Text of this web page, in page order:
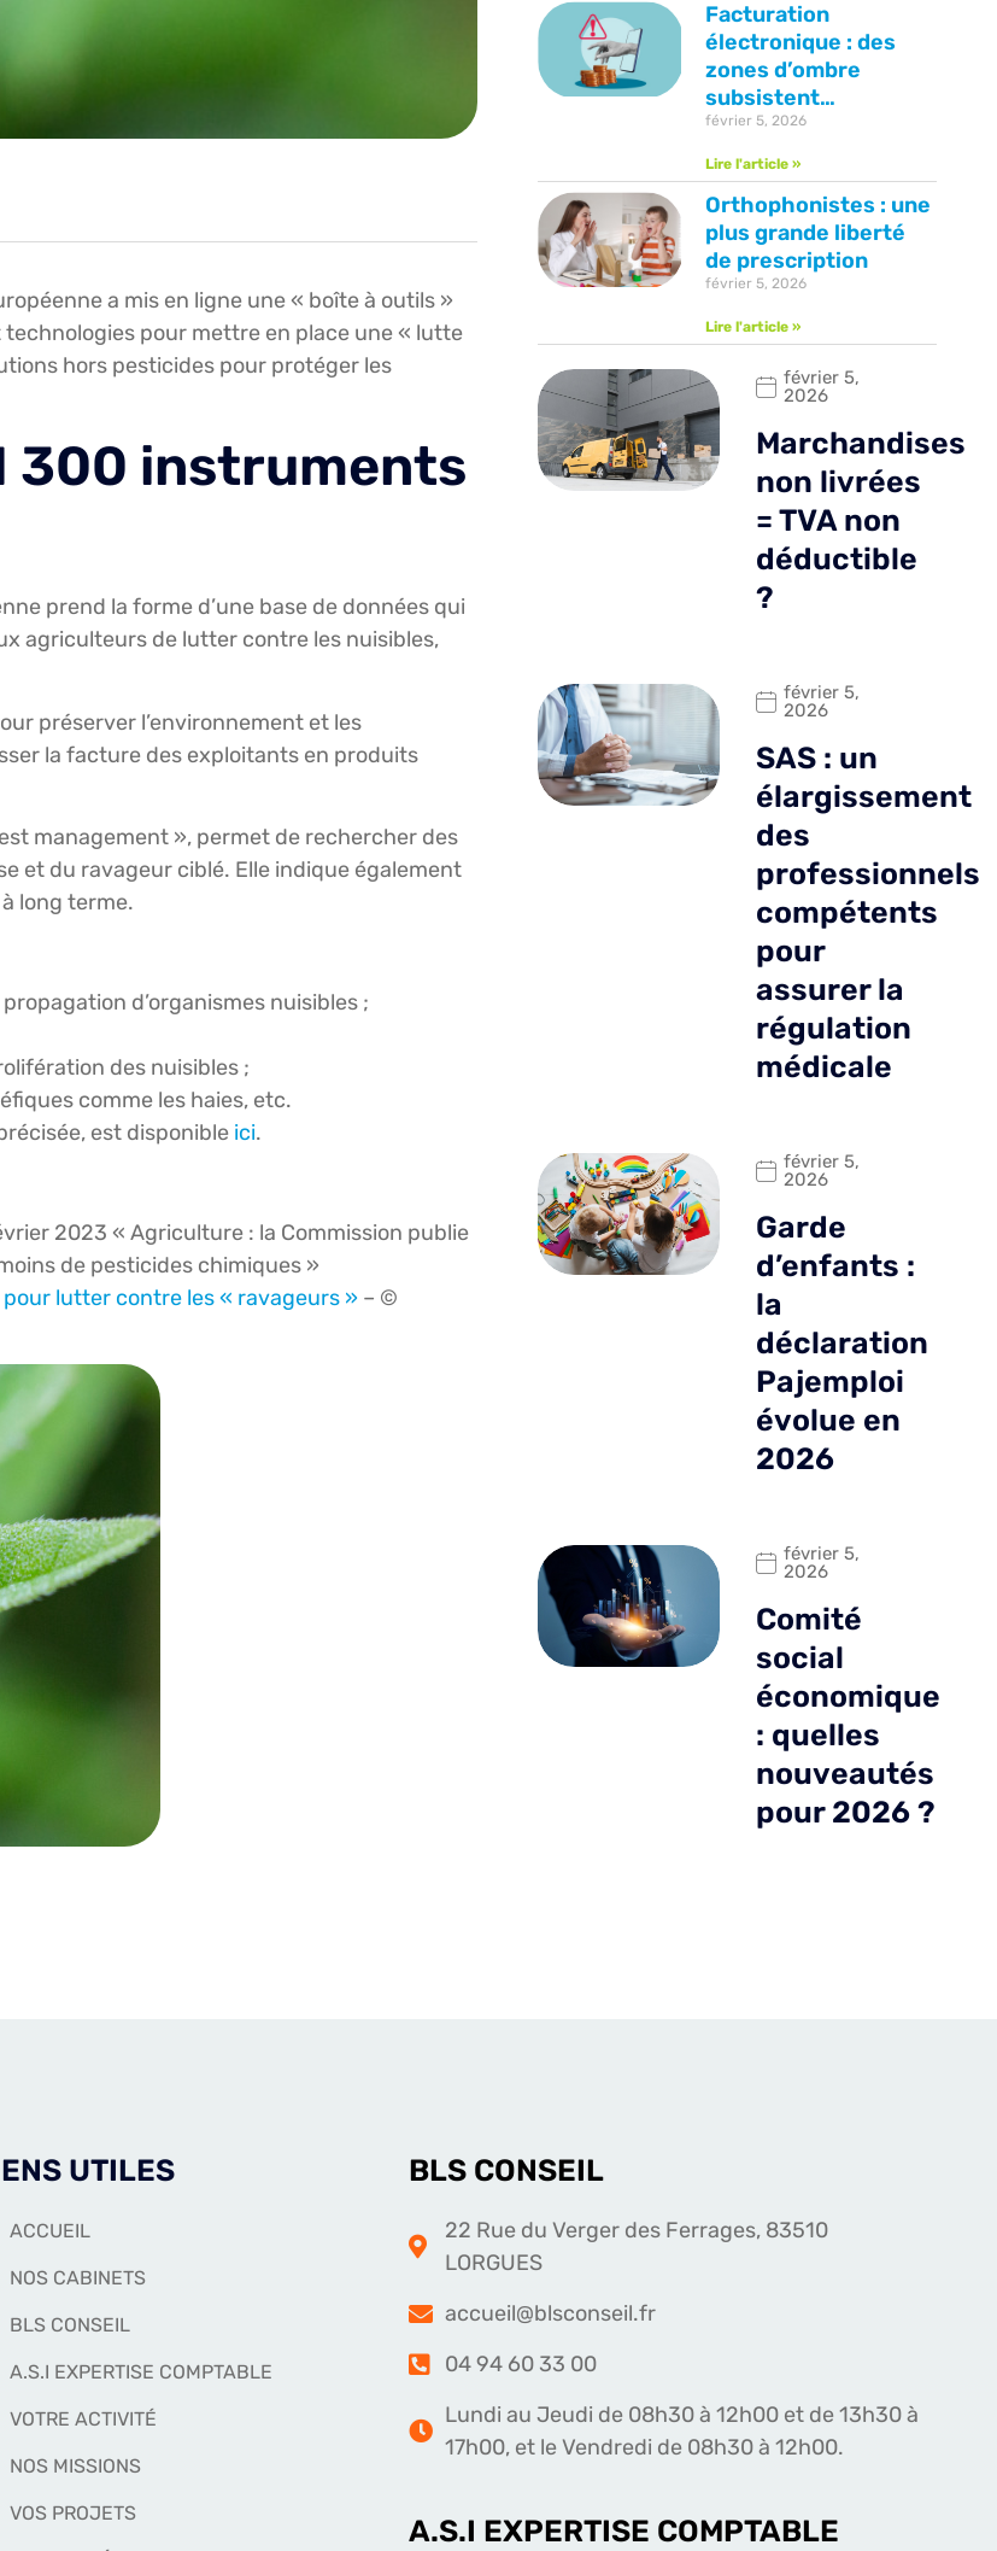
a mis en ligne une « boîte à outils »
pour mettre en place une « lutte
hors pesticides pour protéger les
300 instruments
prend la forme d’une base de données qui
agriculteurs de lutter contre les nuisibles,
préserver l’environnement et les
la facture des exploitants en produits
management », permet de rechercher des
et du ravageur ciblé. Elle indique également
long terme.
d’organismes nuisibles ;
des nuisibles ;
comme les haies, etc.
est disponible ici.
2023 « Agriculture : la Commission publie
de pesticides chimiques »
lutter contre les « ravageurs » – ©
Facturation
électronique : des
zones d’ombre
subsistent…
février 5, 2026
Lire l'article »
Orthophonistes : une
plus grande liberté
de prescription
février 5, 2026
Lire l'article »
février 5,
2026
Marchandises
non livrées
= TVA non
déductible
?
février 5,
2026
SAS : un
élargissement
des
professionnels
compétents
pour
assurer la
régulation
médicale
février 5,
2026
Garde
d’enfants :
la
déclaration
Pajemploi
évolue en
2026
février 5,
2026
Comité
social
économique
: quelles
nouveautés
pour 2026 ?
UTILES
ACCUEIL
NOS CABINETS
BLS CONSEIL
A.S.I EXPERTISE COMPTABLE
VOTRE ACTIVITÉ
NOS MISSIONS
VOS PROJETS
BLS CONSEIL
22 Rue du Verger des Ferrages, 83510
LORGUES
accueil@blsconseil.fr
04 94 60 33 00
Lundi au Jeudi de 08h30 à 12h00 et de 13h30 à
17h00, et le Vendredi de 08h30 à 12h00.
A.S.I EXPERTISE COMPTABLE